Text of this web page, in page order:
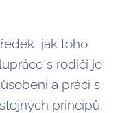
jak toho
s rodiči je
a práci s
principů.